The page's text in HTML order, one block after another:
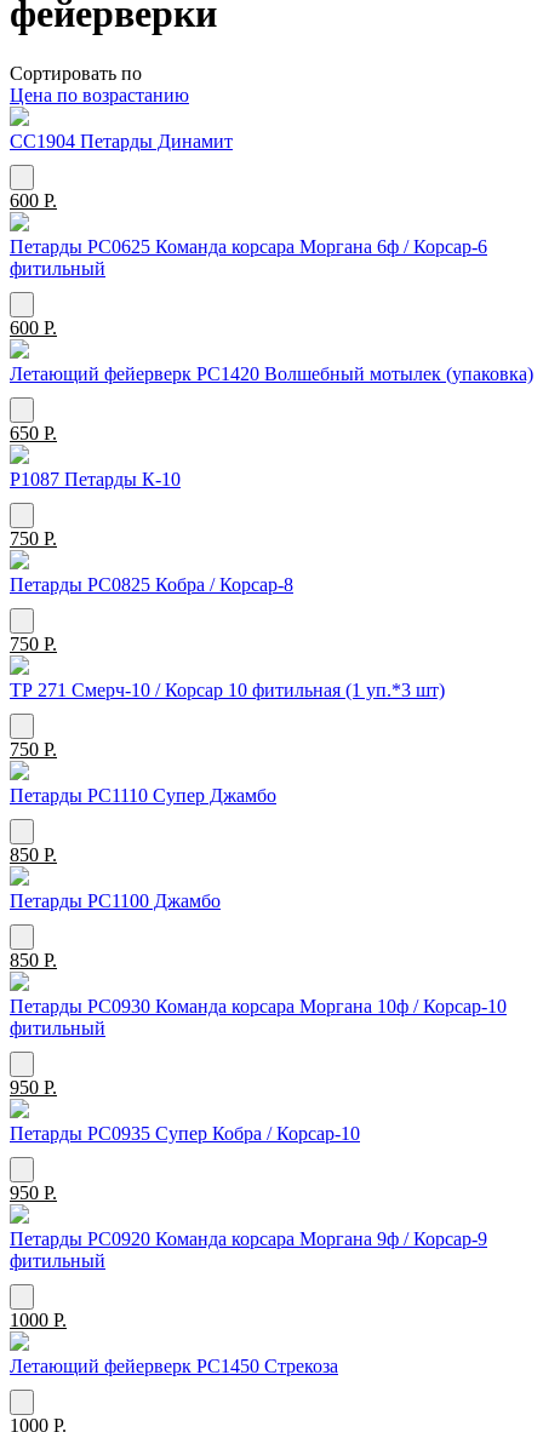
фейерверки
Сортировать по
Цена по возрастанию
СС1904 Петарды Динамит
600 Р.
Петарды РС0625 Команда корсара Моргана 6ф / Корсар-6
фитильный
600 Р.
Летающий фейерверк РС1420 Волшебный мотылек (упаковка)
650 Р.
Р1087 Петарды К-10
750 Р.
Петарды РС0825 Кобра / Корсар-8
750 Р.
ТР 271 Смерч-10 / Корсар 10 фитильная (1 уп.*3 шт)
750 Р.
Петарды РС1110 Супер Джамбо
850 Р.
Петарды РС1100 Джамбо
850 Р.
Петарды РС0930 Команда корсара Моргана 10ф / Корсар-10
фитильный
950 Р.
Петарды РС0935 Супер Кобра / Корсар-10
950 Р.
Петарды РС0920 Команда корсара Моргана 9ф / Корсар-9
фитильный
1000 Р.
Летающий фейерверк РС1450 Стрекоза
1000 Р.